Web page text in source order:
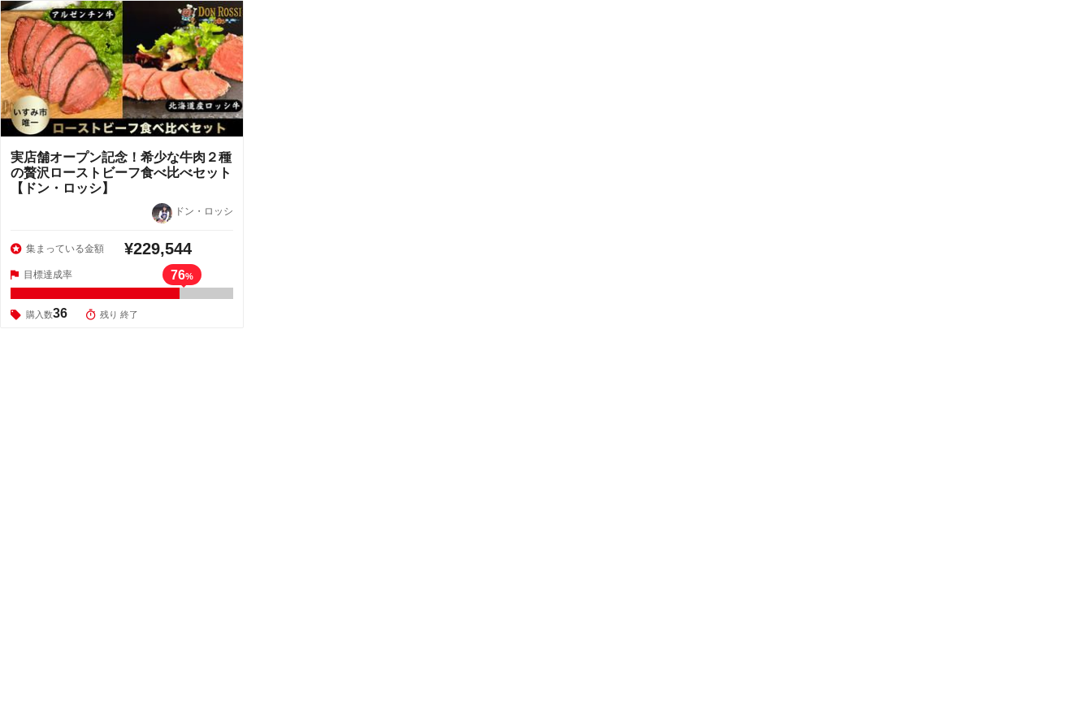
実店舗オープン記念！希少な牛肉２種
の贅沢ローストビーフ食べ比べセット
【ドン・ロッシ】
ドン・ロッシ
集まっている金額 ¥229,544
目標達成率 76%
購入数36 残り 終了